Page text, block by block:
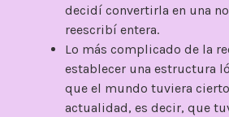
decidí convertirla en una
reescribí entera.
Lo más complicado de la
establecer una estructura
que el mundo tuviera
actualidad, es decir, que